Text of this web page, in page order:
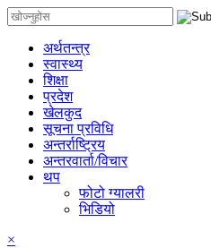
अर्थतन्त्र
स्वास्थ्य
शिक्षा
प्रदेश
खेलकुद
सूचना प्रविधि
अन्तर्राष्ट्रिय
अन्तरवार्ता/विचार
थप
फोटो ग्यालरी
भिडियो
×